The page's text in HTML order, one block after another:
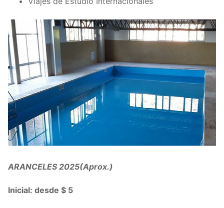
ARANCELES 2025(Aprox.)
Inicial: desde $ 5